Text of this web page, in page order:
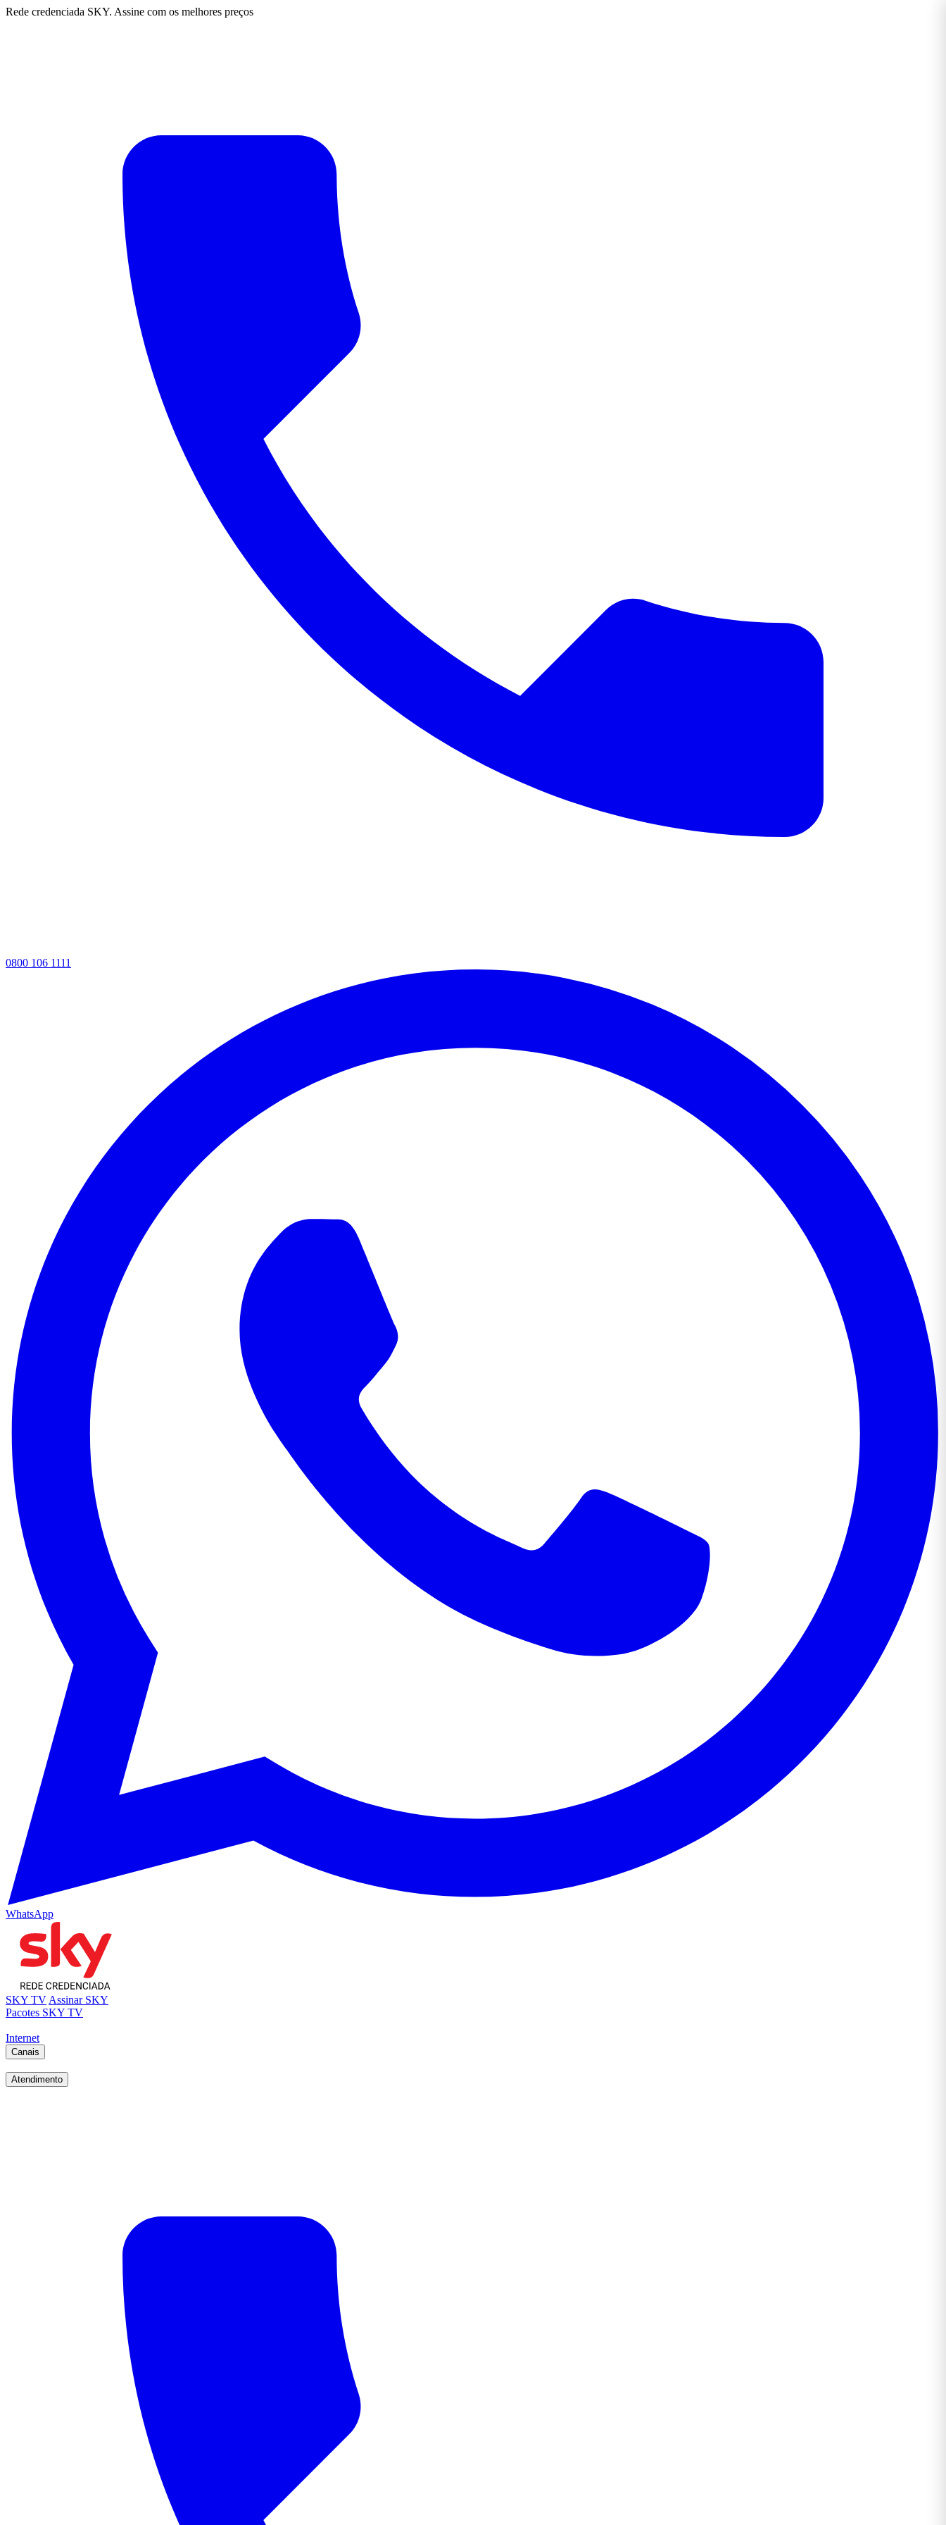
Rede credenciada SKY. Assine com os melhores preços
0800 106 1111
WhatsApp
SKY TV Assinar SKY
Pacotes SKY TV
Internet
Canais
Atendimento